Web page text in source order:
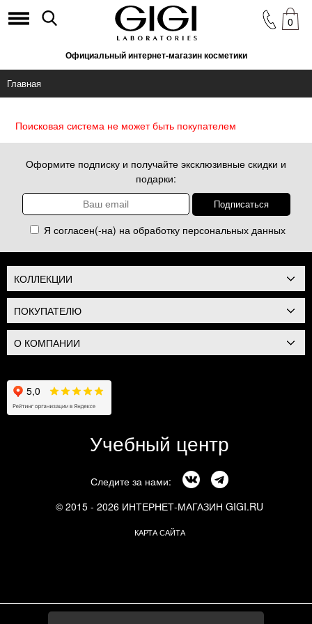
Официальный интернет-магазин косметики
0
Главная
Поисковая система не может быть покупателем
Оформите подписку и получайте эксклюзивные скидки и
подарки:
Я согласен(-на) на обработку персональных данных
КОЛЛЕКЦИИ
ПОКУПАТЕЛЮ
О КОМПАНИИ
Учебный центр
Следите за нами:
© 2015 - 2026 ИНТЕРНЕТ-МАГАЗИН GIGI.RU
КАРТА САЙТА